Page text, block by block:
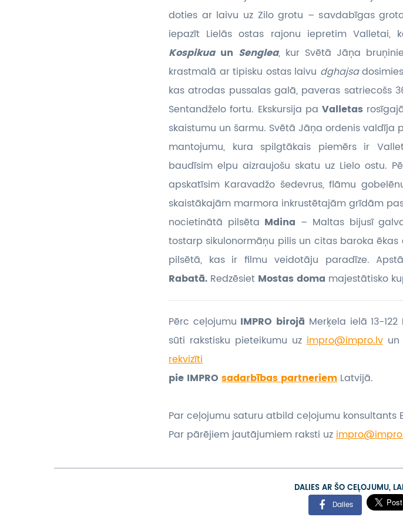
doties ar laivu uz Zilo grotu – savdabīgas
iepazīt Lielās ostas rajonu iepretim Valletai,
Kospikua un Senglea, kur Svētā Jāņa
krastmalā ar tipisku ostas laivu dghajsa
kas atrodas pussalas galā, paveras satriecošs
Sentandželo fortu. Ekskursija paValletas
skaistumu un šarmu. Svētā Jāņa ordenis
mantojumu, kura spilgtākais piemērs ir
baudīsim elpu aizraujošu skatu uz Lielo ostu.
apskatīsim Karavadžo šedevrus, flāmu
skaistākajām marmora inkrustētajām grīdām
nocietinātā pilsēta Mdina – Maltas bijusī
tostarp sikulonormāņu pilis un citas baroka
pilsētā, kas ir filmu veidotāju paradīze.
Rabatā. Redzēsiet Mostas doma majestātisko
Pērc ceļojumu IMPRO birojā Merķela ielā 13-
sūti rakstisku pieteikumu uzimpro@impro.lvun
rekvizīti
pie IMPRO sadarbības partneriem Latvijā.
Par ceļojumu saturu atbild ceļojumu konsultants
Par pārējiem jautājumiem raksti uz
DALIES AR ŠO CEĻOJUMU,
Dalies